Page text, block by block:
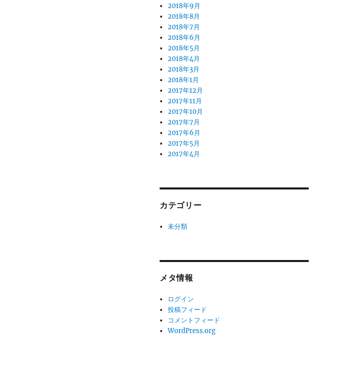
2018年9月
2018年8月
2018年7月
2018年6月
2018年5月
2018年4月
2018年3月
2018年1月
2017年12月
2017年11月
2017年10月
2017年7月
2017年6月
2017年5月
2017年4月
カテゴリー
未分類
メタ情報
ログイン
投稿フィード
コメントフィード
WordPress.org